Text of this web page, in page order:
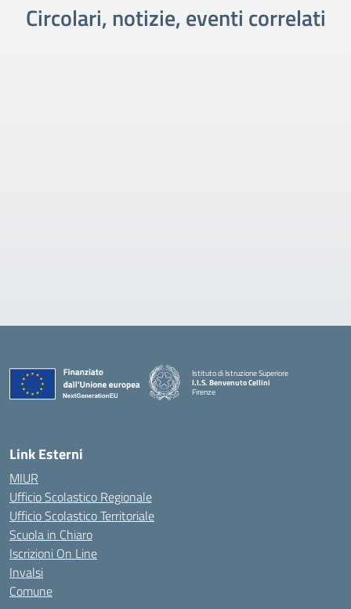
Circolari, notizie, eventi correlati
Istituto di Istruzione Superiore
I.I.S. Benvenuto Cellini
Firenze
Link Esterni
MIUR
Ufficio Scolastico Regionale
Ufficio Scolastico Territoriale
Scuola in Chiaro
Iscrizioni On Line
Invalsi
Comune